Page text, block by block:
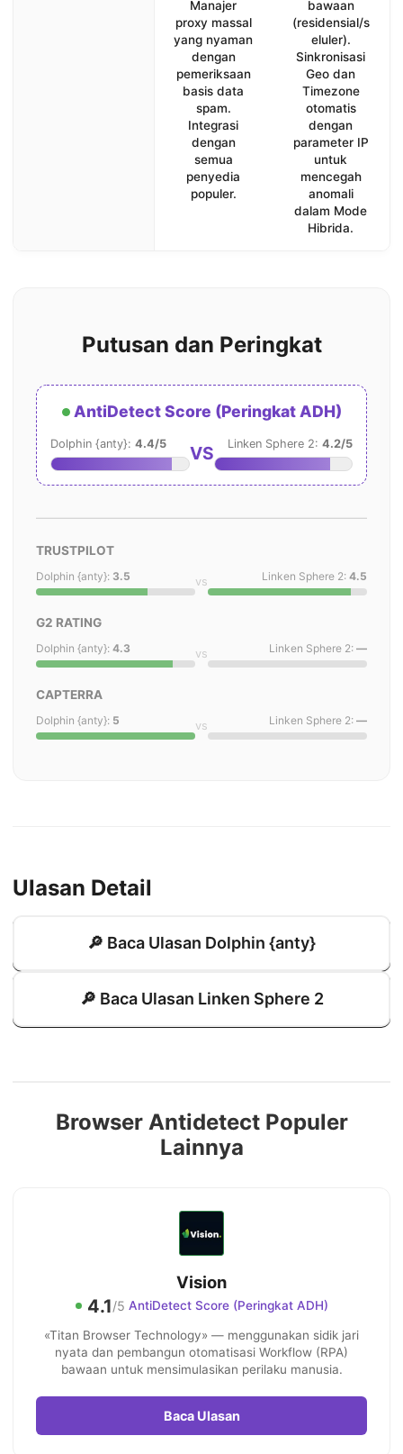
Manajer
proxy massal
yang nyaman
dengan
pemeriksaan
basis data
spam.
Integrasi
dengan
semua
penyedia
populer.
bawaan
(residensial/s
eluler).
Sinkronisasi
Geo dan
Timezone
otomatis
dengan
parameter IP
untuk
mencegah
anomali
dalam Mode
Hibrida.
Putusan dan Peringkat
AntiDetect Score (Peringkat ADH)
Dolphin {anty}: 4.4/5 VS Linken Sphere 2: 4.2/5
TRUSTPILOT
Dolphin {anty}: 3.5 vs Linken Sphere 2: 4.5
G2 RATING
Dolphin {anty}: 4.3 vs Linken Sphere 2: —
CAPTERRA
Dolphin {anty}: 5 vs Linken Sphere 2: —
Ulasan Detail
🔎 Baca Ulasan Dolphin {anty}
🔎 Baca Ulasan Linken Sphere 2
Browser Antidetect Populer
Lainnya
Vision
4.1/5 AntiDetect Score (Peringkat ADH)
«Titan Browser Technology» — menggunakan sidik jari
nyata dan pembangun otomatisasi Workflow (RPA)
bawaan untuk mensimulasikan perilaku manusia.
Baca Ulasan